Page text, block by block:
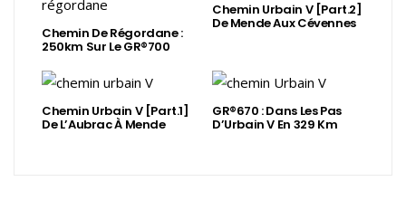
Chemin De Régordane :
250km Sur Le GR®700
Chemin Urbain V [Part.2]
De Mende Aux Cévennes
Chemin Urbain V [Part.1]
De L’Aubrac À Mende
GR®670 : Dans Les Pas
D’Urbain V En 329 Km